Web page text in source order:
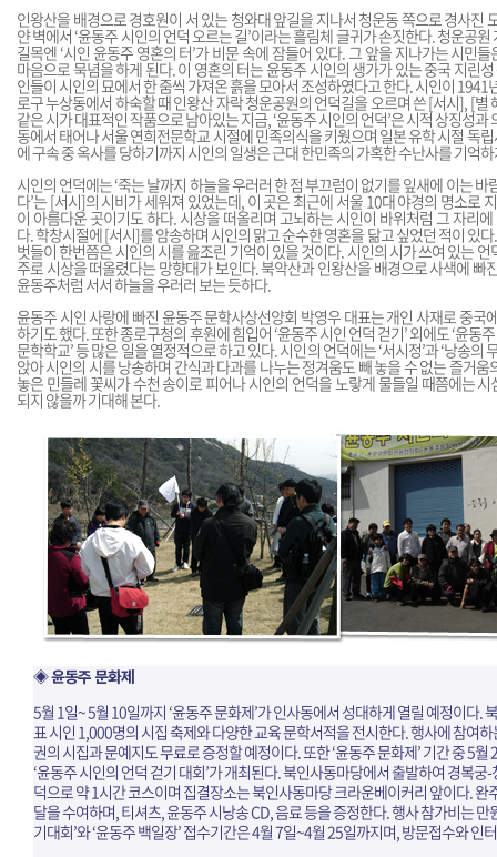
인왕산을 배경으로 경호원이 서 있는 청와대 앞길을 지나서 청운동 쪽으로 경사진
얀 벽에서 ‘윤동주 시인의 언덕 오르는 길’이라는 흘림체 글귀가 손짓한다. 청운공
길목엔 ‘시인 윤동주 영혼의 터’가 비문 속에 잠들어 있다. 그 앞을 지나가는 시민
마음으로 묵념을 하게 된다. 이 영혼의 터는 윤동주 시인의 생가가 있는 중국 지린
인들이 시인의 묘에서 한 줌씩 가져온 흙을 모아서 조성하였다고 한다. 시인이 1941
로구 누상동에서 하숙할 때 인왕산 자락 청운공원의 언덕길을 오르며 쓴 [서시], [별
같은 시가 대표적인 작품으로 남아있는 지금, ‘윤동주 시인의 언덕’은 시적 상징성
동에서 태어나 서울 연희전문학교 시절에 민족의식을 키웠으며 일본 유학 시절 독
에 구속 중 옥사를 당하기까지 시인의 일생은 근대 한민족의 가혹한 수난사를 기억
시인의 언덕에는 ‘죽는 날까지 하늘을 우러러 한 점 부끄럼이 없기를 잎새에 이는 바
다’는 [서시]의 시비가 세워져 있었는데, 이 곳은 최근에 서울 10대 야경의 명소로
이 아름다운 곳이기도 하다. 시상을 떠올리며 고뇌하는 시인이 바위처럼 그 자리
다. 학창시절에 [서시]를 암송하며 시인의 맑고 순수한 영혼을 닮고 싶었던 적이 있
벗들이 한번쯤은 시인의 시를 읊조린 기억이 있을 것이다. 시인의 시가 쓰여 있는
주로 시상을 떠올렸다는 망향대가 보인다. 북악산과 인왕산을 배경으로 사색에 빠
윤동주처럼 서서 하늘을 우러러 보는 듯하다.
윤동주 시인 사랑에 빠진 윤동주 문학사상선양회 박영우 대표는 개인 사재로 중국
하기도 했다. 또한 종로구청의 후원에 힘입어 ‘윤동주 시인 언덕 걷기’ 외에도 ‘윤동
문학학교’ 등 많은 일을 열정적으로 하고 있다. 시인의 언덕에는 ‘서시정’과 ‘낭송의
앉아 시인의 시를 낭송하며 간식과 다과를 나누는 정겨움도 빼 놓을 수 없는 즐거
놓은 민들레 꽃씨가 수천 송이로 피어나 시인의 언덕을 노랗게 물들일 때쯤에는
되지 않을까 기대해 본다.
◈ 윤동주 문화제
5월 1일~ 5월 10일까지 ‘윤동주 문화제’가 인사동에서 성대하게 열릴 예정이다.
표 시인 1,000명의 시집 축제와 다양한 교육 문학서적을 전시한다. 행사에 참여
권의 시집과 문예지도 무료로 증정할 예정이다. 또한 ‘윤동주 문화제’ 기간 중 5
‘윤동주 시인의 언덕 걷기 대회’가 개최된다. 북인사동마당에서 출발하여 경복궁
덕으로 약 1시간 코스이며 집결장소는 북인사동마당 크라운베이커리 앞이다. 완
달을 수여하며, 티셔츠, 윤동주 시낭송 CD, 음료 등을 증정한다. 행사 참가비는 만
기대회’와 ‘윤동주 백일장’ 접수기간은 4월 7일~4월 25일까지며, 방문접수와 인